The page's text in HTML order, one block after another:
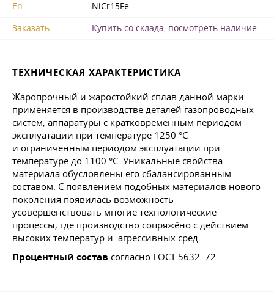
En:
NiCr15Fe
Заказать:
Купить со склада, посмотреть наличие
ТЕХНИЧЕСКАЯ ХАРАКТЕРИСТИКА
Жаропрочный и жаростойкий сплав данной марки
применяется в производстве деталей газопроводных
систем, аппаратуры с кратковременным периодом
эксплуатации при температуре 1250 °C
и ограниченным периодом эксплуатации при
температуре до 1100 °C. Уникальные свойства
материала обусловлены его сбалансированным
составом. С появлением подобных материалов нового
поколения появилась возможность
усовершенствовать многие технологические
процессы, где производство сопряжёно с действием
высоких температур и. агрессивных сред.
Процентный состав согласно ГОСТ 5632–72 .